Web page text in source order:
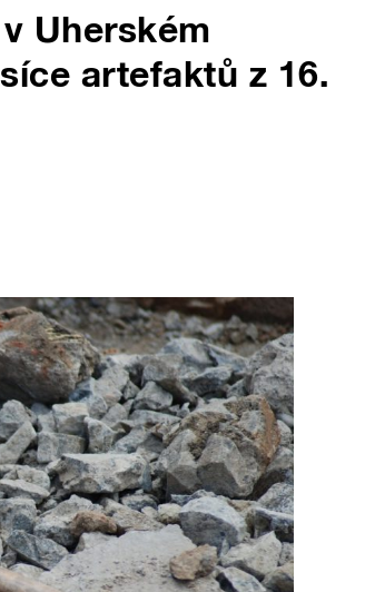
Uherském
artefaktů z 16.